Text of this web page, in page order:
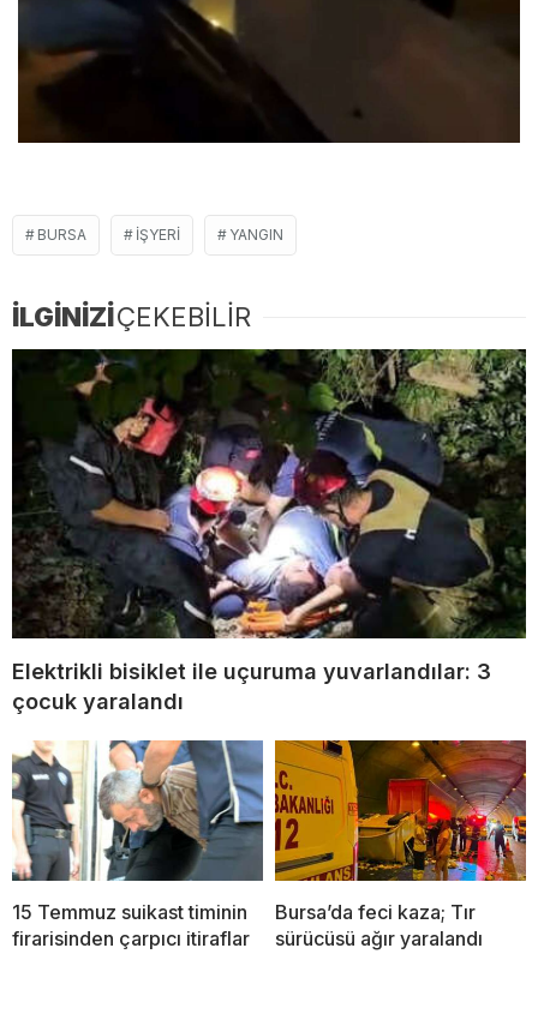
BURSA IŞYERI YANGIN
İLGİNİZİÇEKEBİLİR
Elektrikli bisiklet ile uçuruma yuvarlandılar: 3
çocuk yaralandı
15 Temmuz suikast timinin
firarisinden çarpıcı itiraflar
Bursa’da feci kaza; Tır
sürücüsü ağır yaralandı